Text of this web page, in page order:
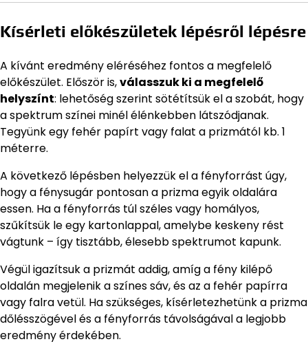
Kísérleti előkészületek lépésről lépésre
A kívánt eredmény eléréséhez fontos a megfelelő
előkészület. Először is,válasszuk ki a megfelelő
helyszínt: lehetőség szerint sötétítsük el a szobát, hogy
a spektrum színei minél élénkebben látszódjanak.
Tegyünk egy fehér papírt vagy falat a prizmától kb. 1
méterre.
A következő lépésben helyezzük el a fényforrást úgy,
hogy a fénysugár pontosan a prizma egyik oldalára
essen. Ha a fényforrás túl széles vagy homályos,
szűkítsük le egy kartonlappal, amelybe keskeny rést
vágtunk – így tisztább, élesebb spektrumot kapunk.
Végül igazítsuk a prizmát addig, amíg a fény kilépő
oldalán megjelenik a színes sáv, és az a fehér papírra
vagy falra vetül. Ha szükséges, kísérletezhetünk a prizma
dőlésszögével és a fényforrás távolságával a legjobb
eredmény érdekében.